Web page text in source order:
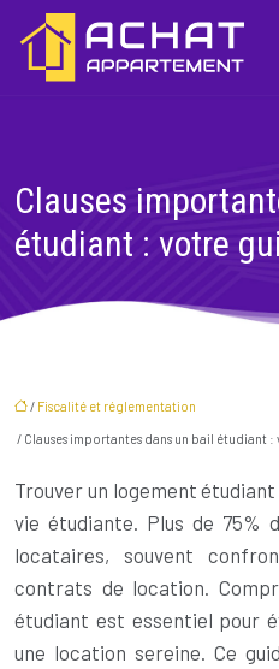
Clauses
étudiant : votre
/ Fiscalité et réglementation
/ Clauses importantes dans un bail étudiant
Trouver un logement
vie étudiante. Plus de 75%
locataires, souvent
contrats de location.
étudiant est essentiel pour
une location sereine. Ce